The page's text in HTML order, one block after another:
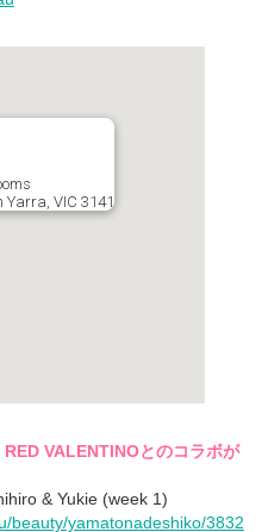
Yarra, VIC 3141
VALENTINOとのコラボが
& Yukie (week 1)
beauty/yamatonadeshiko/3832